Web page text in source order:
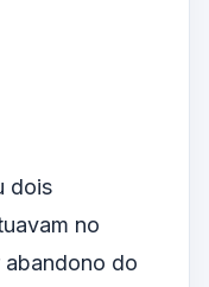
dois
no
do